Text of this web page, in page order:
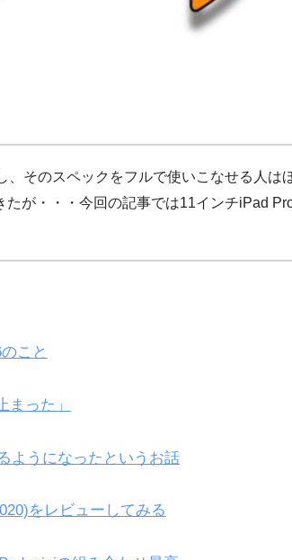
そのスペックをフルで使いこなせる人
が・・・今回の記事では11インチiPad
こと
った」
ようになったというお話
をレビューしてみる